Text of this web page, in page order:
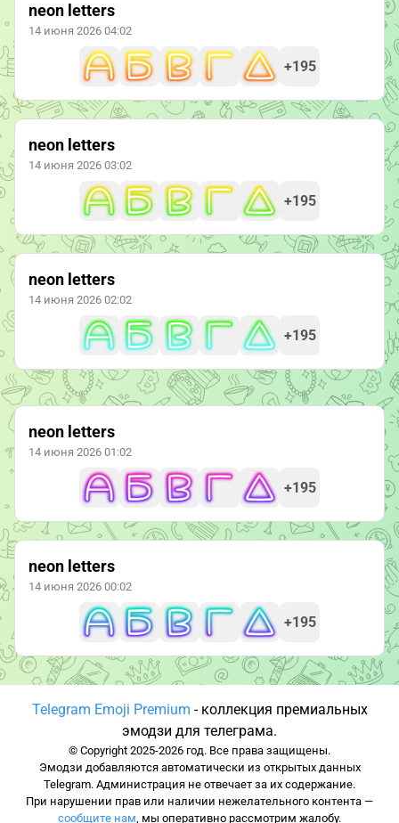
neon letters
14 июня 2026 04:02
+195
neon letters
14 июня 2026 03:02
+195
neon letters
14 июня 2026 02:02
+195
neon letters
14 июня 2026 01:02
+195
neon letters
14 июня 2026 00:02
+195
Telegram Emoji Premium - коллекция премиальных
эмодзи для телеграма.
© Copyright 2025-2026 год. Все права защищены.
Эмодзи добавляются автоматически из открытых данных
Telegram. Администрация не отвечает за их содержание.
При нарушении прав или наличии нежелательного контента —
сообщите нам, мы оперативно рассмотрим жалобу.